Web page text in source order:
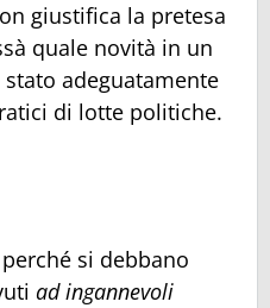
giustifica la pretesa
quale novità in un
adeguatamente
di lotte politiche.
si debbano
ad ingannevoli